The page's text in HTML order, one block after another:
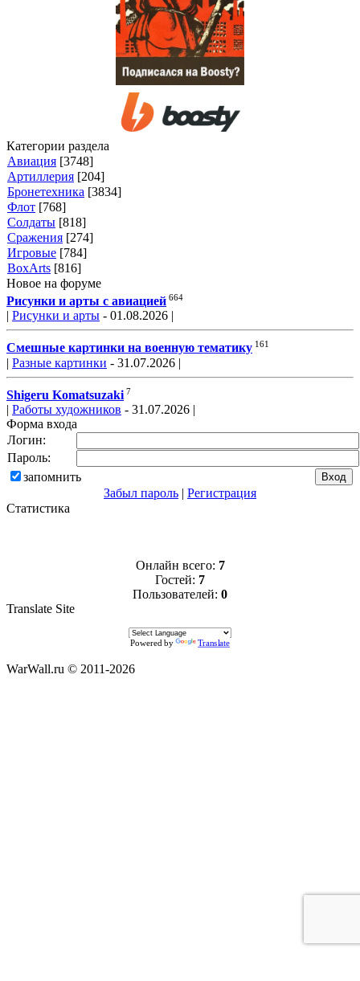
Категории раздела
Авиация [3748]
Артиллерия [204]
Бронетехника [3834]
Флот [768]
Солдаты [818]
Сражения [274]
Игровые [784]
BoxArts [816]
Новое на форуме
Рисунки и арты с авиацией 664
Рисунки и арты - 01.08.2026 |
Смешные картинки на военную тематику 161
| Разные картинки - 31.07.2026 |
Shigeru Komatsuzaki 7
| Работы художников - 31.07.2026 |
Форма входа
Логин:
Пароль:
запомнить
Забыл пароль | Регистрация
Статистика
Онлайн всего: 7
Гостей: 7
Пользователей: 0
Translate Site
Powered by Translate
WarWall.ru © 2011-2026